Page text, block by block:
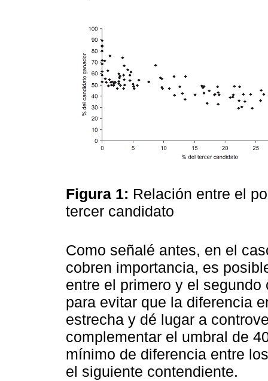
Figura 1: Relación entre el
tercer candidato
Como señalé antes, en el
cobren importancia, es
entre el primero y el
para evitar que la diferencia
estrecha y dé lugar a
complementar el umbral de
mínimo de diferencia entre
el siguiente contendiente.